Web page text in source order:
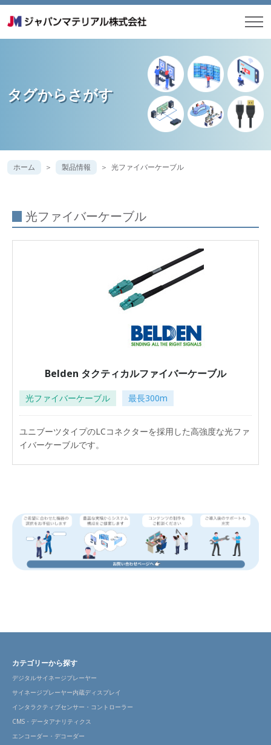
タグからさがす
ホーム 製品情報 光ファイバーケーブル
光ファイバーケーブル
Belden タクティカルファイバーケーブル
光ファイバーケーブル 最長300m
ユニブーツタイプのLCコネクターを採用した高強度な光ファ
イバーケーブルです。
カテゴリーから探す
デジタルサイネージプレーヤー
サイネージプレーヤー内蔵ディスプレイ
インタラクティブセンサー・コントローラー
CMS・データアナリティクス
エンコーダー・デコーダー